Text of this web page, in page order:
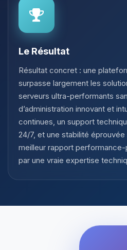
Le Résultat
Résultat concret : une
surpasse largement les
serveurs ultra-performants
d’administration innovant et
continues, un support
24/7, et une stabilité
meilleur rapport
par une vraie expertise